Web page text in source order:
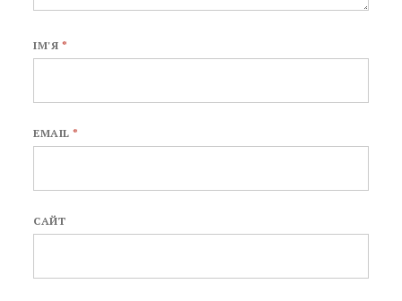
ІМ'Я *
EMAIL*
САЙТ